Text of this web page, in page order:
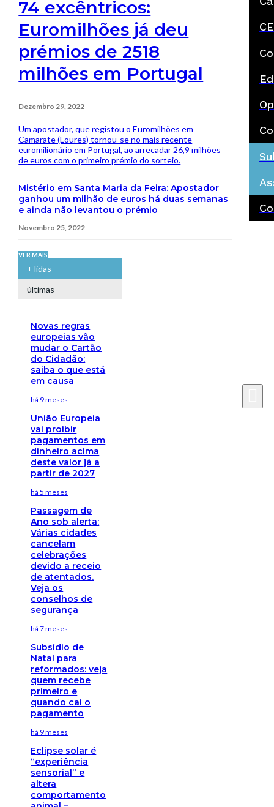
74 excêntricos:
Euromilhões já deu
prémios de 2518
milhões em Portugal
Dezembro 29, 2022
Um apostador, que registou o Euromilhões em
Camarate (Loures) tornou-se no mais recente
euromilionário em Portugal, ao arrecadar 26,9 milhões
de euros com o primeiro prémio do sorteio.
Mistério em Santa Maria da Feira: Apostador
ganhou um milhão de euros há duas semanas
e ainda não levantou o prémio
Novembro 25, 2022
VER MAIS
+ lidas
últimas
Novas regras
europeias vão
mudar o Cartão
do Cidadão:
saiba o que está
em causa
há 9 meses
União Europeia
vai proibir
pagamentos em
dinheiro acima
deste valor já a
partir de 2027
há 5 meses
Passagem de
Ano sob alerta:
Várias cidades
cancelam
celebrações
devido a receio
de atentados.
Veja os
conselhos de
segurança
há 7 meses
Subsídio de
Natal para
reformados: veja
quem recebe
primeiro e
quando cai o
pagamento
há 9 meses
Eclipse solar é
“experiência
sensorial” e
altera
comportamento